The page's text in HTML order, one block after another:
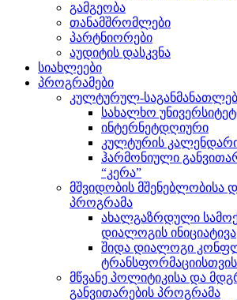
გამგეობა
თანამშრომლები
პარტნიორები
აუდიტის დასკვნა
სიახლეები
პროგრამები
კულტურულ-
სახალხო
ინტერნეტდღიური
კულტურის
ჰარმონიული
“კერა”
მშვიდობის მშენებლობისა
პროგრამა
ახალგაზრდული
დიალოგის ინიციატივა
შიდა დიალოგი
ტრანსფორმაციისთვის
მწვანე პოლიტიკისა და
განვითარების პროგრამა